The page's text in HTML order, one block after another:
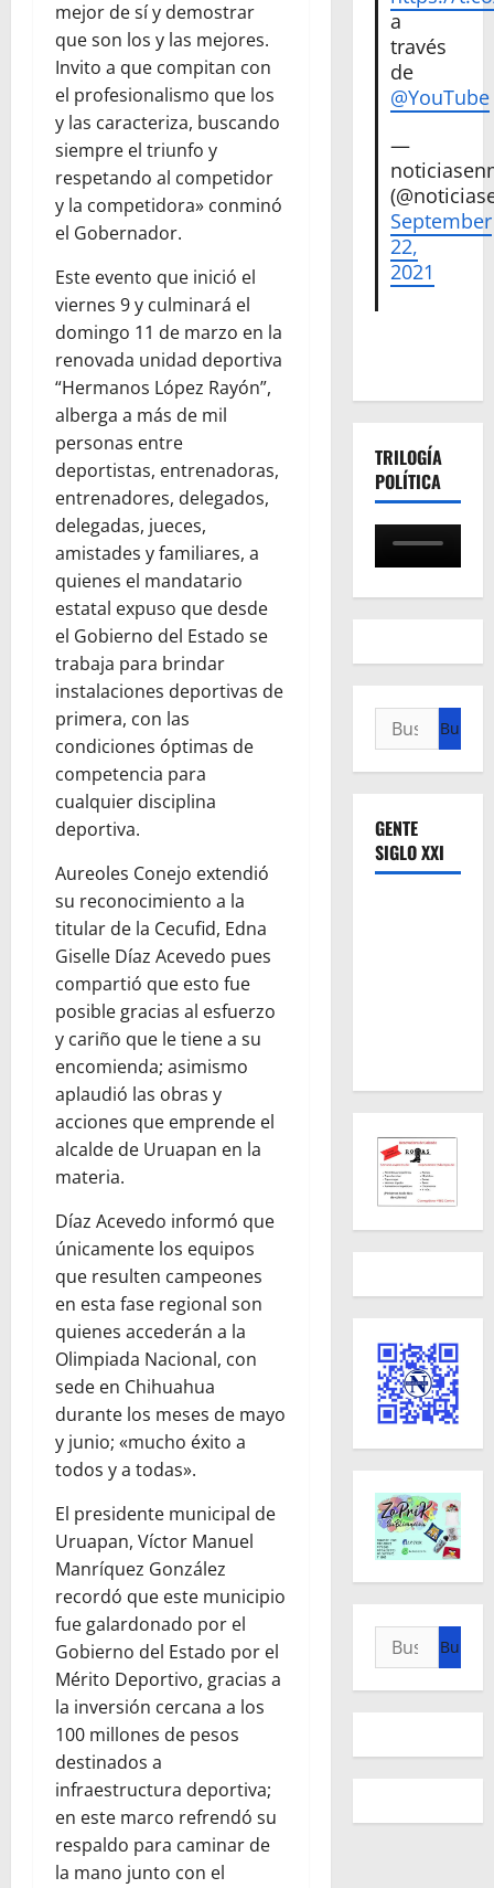
mejor de sí y demostrar
que son los y las mejores.
Invito a que compitan con
el profesionalismo que los
y las caracteriza, buscando
siempre el triunfo y
respetando al competidor
y la competidora» conminó
el Gobernador.
Este evento que inició el
viernes 9 y culminará el
domingo 11 de marzo en la
renovada unidad deportiva
“Hermanos López Rayón”,
alberga a más de mil
personas entre
deportistas, entrenadoras,
entrenadores, delegados,
delegadas, jueces,
amistades y familiares, a
quienes el mandatario
estatal expuso que desde
el Gobierno del Estado se
trabaja para brindar
instalaciones deportivas de
primera, con las
condiciones óptimas de
competencia para
cualquier disciplina
deportiva.
Aureoles Conejo extendió
su reconocimiento a la
titular de la Cecufid, Edna
Giselle Díaz Acevedo pues
compartió que esto fue
posible gracias al esfuerzo
y cariño que le tiene a su
encomienda; asimismo
aplaudió las obras y
acciones que emprende el
alcalde de Uruapan en la
materia.
Díaz Acevedo informó que
únicamente los equipos
que resulten campeones
en esta fase regional son
quienes accederán a la
Olimpiada Nacional, con
sede en Chihuahua
durante los meses de mayo
y junio; «mucho éxito a
todos y a todas».
El presidente municipal de
Uruapan, Víctor Manuel
Manríquez González
recordó que este municipio
fue galardonado por el
Gobierno del Estado por el
Mérito Deportivo, gracias a
la inversión cercana a los
100 millones de pesos
destinados a
infraestructura deportiva;
en este marco refrendó su
respaldo para caminar de
la mano junto con el
a
través
de
@YouTube
—
September
22,
2021
TRILOGÍA
POLÍTICA
Buscar:
GENTE
SIGLO XXI
Buscar: